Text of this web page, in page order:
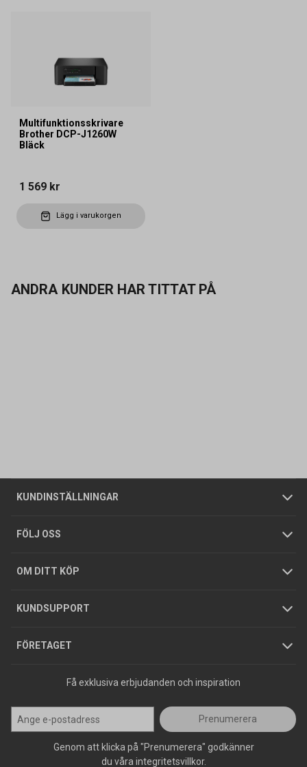
Multifunktionsskrivare
Brother DCP-J1260W
Bläck
1 569 kr
Lägg i varukorgen
ANDRA KUNDER HAR TITTAT PÅ
KUNDINSTÄLLNINGAR
Företagskund / Privatkund
FÖLJ OSS
OM DITT KÖP
Allmänna försäljningsvillkor
Integritetspolicy
GDPR
KUNDSUPPORT
Butiker
Foldrar och kataloger
Köpguider
Varumärken
FÖRETAGET
Om oss
Tjänster
Hållbarhet
Jobba hos oss
Press
Få exklusiva erbjudanden och inspiration
Prenumerera
Genom att klicka på "Prenumerera" godkänner
du våra integritetsvillkor.